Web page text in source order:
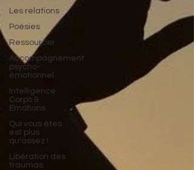
Les relations
Poésies
Ressourcer
Accompagnement
psycho-
émotionnel
Intelligence
Corps &
Emotions
Qui vous êtes
est plus
qu'assez !
Libération des
traumas.